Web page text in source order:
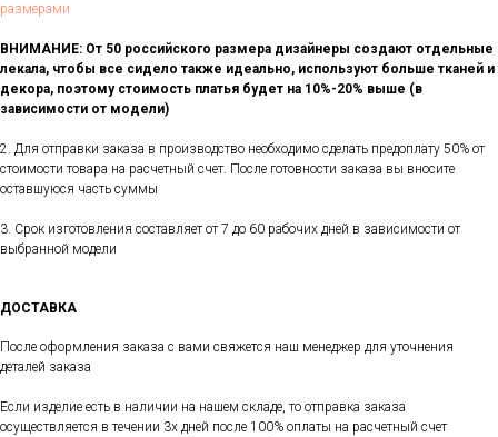
размерами
ВНИМАНИЕ: От 50 российского размера дизайнеры создают отдельные
лекала, чтобы все сидело также идеально, используют больше тканей и
декора, поэтому стоимость платья будет на 10%-20% выше (в
зависимости от модели)
2. Для отправки заказа в производство необходимо сделать предоплату 50% от
стоимости товара на расчетный счет. После готовности заказа вы вносите
оставшуюся часть суммы
3. Срок изготовления составляет от 7 до 60 рабочих дней в зависимости от
выбранной модели
ДОСТАВКА
После оформления заказа с вами свяжется наш менеджер для уточнения
деталей заказа
Если изделие есть в наличии на нашем складе, то отправка заказа
осуществляется в течении 3х дней после 100% оплаты на расчетный счет